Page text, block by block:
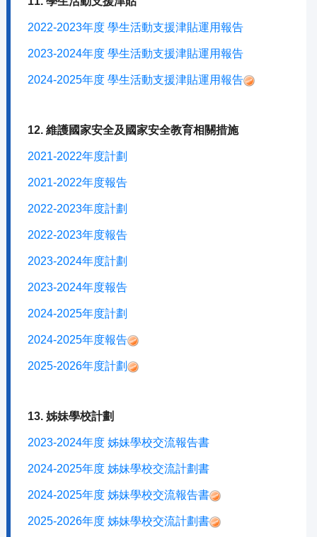
2022-2023年度 學生活動支援津貼運用報告
2023-2024年度 學生活動支援津貼運用報告
2024-2025年度 學生活動支援津貼運用報告
12. 維護國家安全及國家安全教育相關措施
2021-2022年度計劃
2021-2022年度報告
2022-2023年度計劃
2022-2023年度報告
2023-2024年度計劃
2023-2024年度報告
2024-2025年度計劃
2024-2025年度報告
2025-2026年度計劃
13. 姊妹學校計劃
2023-2024年度 姊妹學校交流報告書
2024-2025年度 姊妹學校交流計劃書
2024-2025年度 姊妹學校交流報告書
2025-2026年度 姊妹學校交流計劃書